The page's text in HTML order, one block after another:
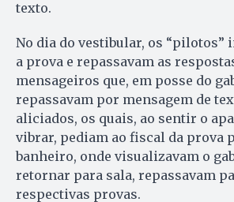
texto.
No dia do vestibular, os
a prova e repassavam as
mensageiros que, em posse do
repassavam por mensagem de
aliciados, os quais, ao sentir o
vibrar, pediam ao fiscal da prova
banheiro, onde visualizavam o
retornar para sala, repassavam
respectivas provas.